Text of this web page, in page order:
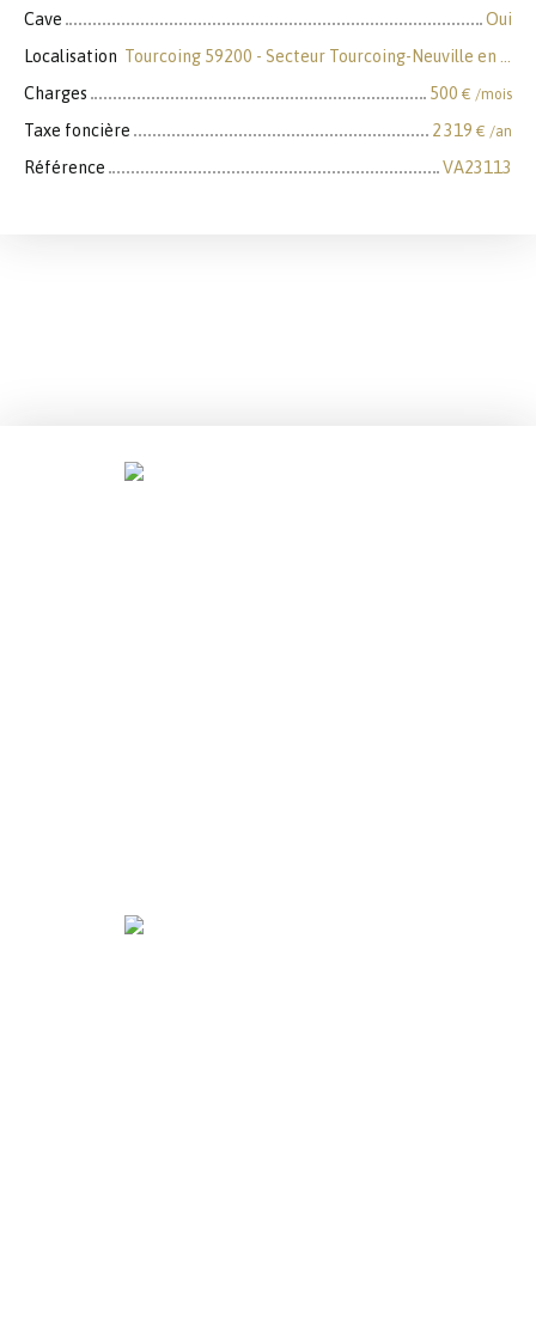
Cave
Oui
Localisation
Tourcoing 59200 - Secteur Tourcoing-Neuville en Ferrain
Charges
500 € /mois
Taxe foncière 2 319 € /an
Référence VA23113